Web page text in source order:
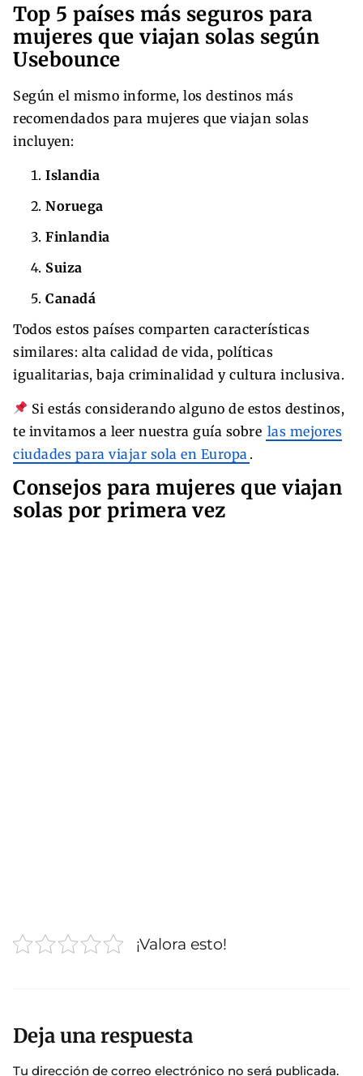
Top 5 países más seguros para
mujeres que viajan solas según
Usebounce
Según el mismo informe, los destinos más
recomendados para mujeres que viajan solas
incluyen:
Islandia
Noruega
Finlandia
Suiza
Canadá
Todos estos países comparten características
similares: alta calidad de vida, políticas
igualitarias, baja criminalidad y cultura inclusiva.
Si estás considerando alguno de estos destinos,
te invitamos a leer nuestra guía sobre las mejores
ciudades para viajar sola en Europa .
Consejos para mujeres que viajan
solas por primera vez
¡Valora esto!
Deja una respuesta
Tu dirección de correo electrónico no será publicada.